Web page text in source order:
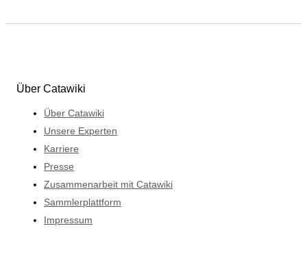
Über Catawiki
Über Catawiki
Unsere Experten
Karriere
Presse
Zusammenarbeit mit Catawiki
Sammlerplattform
Impressum